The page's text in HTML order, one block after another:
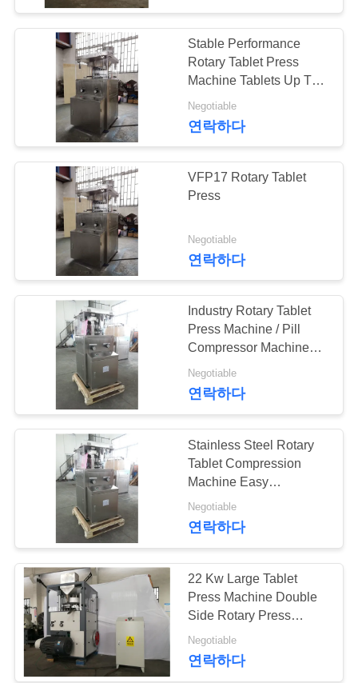
자동적인 먹이는 기
계
17
Stable Performance
Rotary Tablet Press
Machine Tablets Up To
25mm Diameter
Negotiable
연락하다
VFP17 Rotary Tablet
Press
Negotiable
연락하다
Industry Rotary Tablet
Press Machine / Pill
Compressor Machine
Low Noise
Negotiable
연락하다
Stainless Steel Rotary
Tablet Compression
Machine Easy
Maintenance
Negotiable
연락하다
22 Kw Large Tablet
Press Machine Double
Side Rotary Press
Machine
Negotiable
연락하다